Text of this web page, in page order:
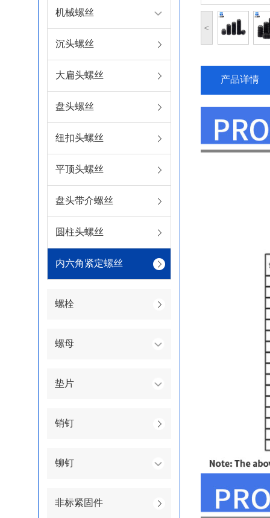
机械螺丝
沉头螺丝
大扁头螺丝
盘头螺丝
纽扣头螺丝
平顶头螺丝
盘头带介螺丝
圆柱头螺丝
内六角紧定螺丝
螺栓
螺母
垫片
销钉
铆钉
非标紧固件
<
产品详情